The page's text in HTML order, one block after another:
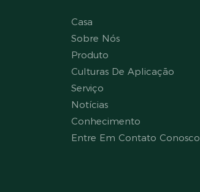
Casa
Sobre Nós
Produto
Culturas De Aplicação
Serviço
Notícias
Conhecimento
Entre Em Contato Conosco